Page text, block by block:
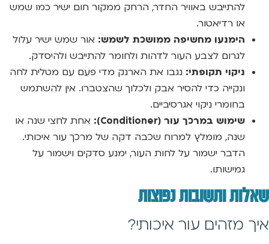
להתייבש באוויר החדר, הרחק ממקור חום ישיר כמו שמש
או רדיאטור.
הימנעו מחשיפה ממושכת לשמש: אור שמש ישיר עלול
לגרום לצבע העור לדהות ולחומר להתייבש ולהיסדק.
ניקוי תקופתי: נגבו את הארנק מדי פעם עם מטלית לחה
ונקייה כדי להסיר אבק ולכלוך שהצטברו. אין להשתמש
בחומרי ניקוי אגרסיביים.
שימוש במרכך עור (Conditioner):
אחת לחצי שנה או
שנה, מומלץ למרוח שכבה דקה של מרכך עור איכותי.
הדבר ישמור על לחות העור, ימנע סדקים וישמור על
גמישותו.
שאלות ותשובות נפוצות
איך מזהים עור איכותי?